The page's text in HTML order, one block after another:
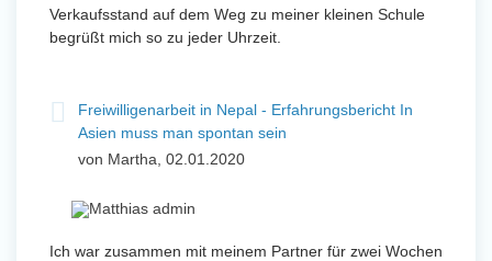
Verkaufsstand auf dem Weg zu meiner kleinen Schule
begrüßt mich so zu jeder Uhrzeit.
Freiwilligenarbeit in Nepal - Erfahrungsbericht In
Asien muss man spontan sein
von Martha, 02.01.2020
Ich war zusammen mit meinem Partner für zwei Wochen